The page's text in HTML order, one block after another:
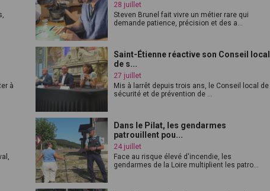
28 juillet
Steven Brunel fait vivre un métier rare qui
demande patience, précision et des a...
à
Saint-Étienne réactive son Conseil local
de s...
27 juillet
Mis à larrêt depuis trois ans, le Conseil local de
sécurité et de prévention de ...
Dans le Pilat, les gendarmes
patrouillent pou...
24 juillet
Face au risque élevé d'incendie, les
gendarmes de la Loire multiplient les patro...